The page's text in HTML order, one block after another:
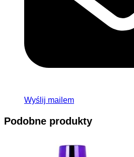
Wyślij mailem
Podobne produkty